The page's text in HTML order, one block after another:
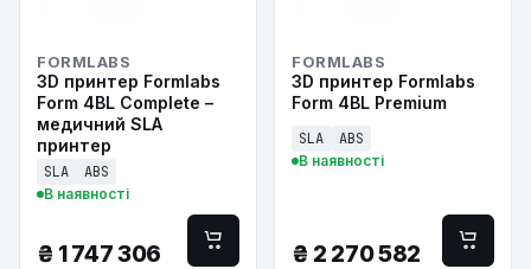
FORMLABS
3D принтер Formlabs
Form 4BL Complete –
медичний SLA
принтер
SLA ABS
В наявності
₴ 1 747 306
FORMLABS
3D принтер Formlabs
Form 4BL Premium
SLA ABS
В наявності
₴ 2 270 582